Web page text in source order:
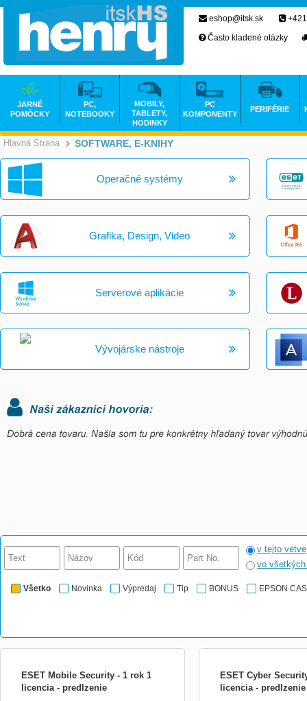
Hlavná Strana >
SOFTWARE, E-KNIHY
Operačné systémy
Grafika, Design, Video
Serverové aplikácie
Vývojárske nástroje
v tejto vetve
vo
Všetko Novinka Výpredaj Tip BONUS EPSON
ESET Mobile Security - 1 rok 1
licencia - predlzenie
ESET Cyber
licencia - predlzenie
eshop@itsk.sk
Často kladené otázky
JARNÉ
POMÔCKY
PC,
NOTEBOOKY
MOBILY,
TABLETY,
HODINKY
PC
KOMPONENTY
PERIFÉRIE